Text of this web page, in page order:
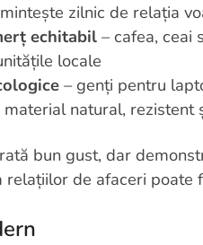
zilnic de relația
echitabil– cafea, ceai
locale
– genți pentru
natural, rezistent
bun gust, dar
relațiilor de afaceri poate